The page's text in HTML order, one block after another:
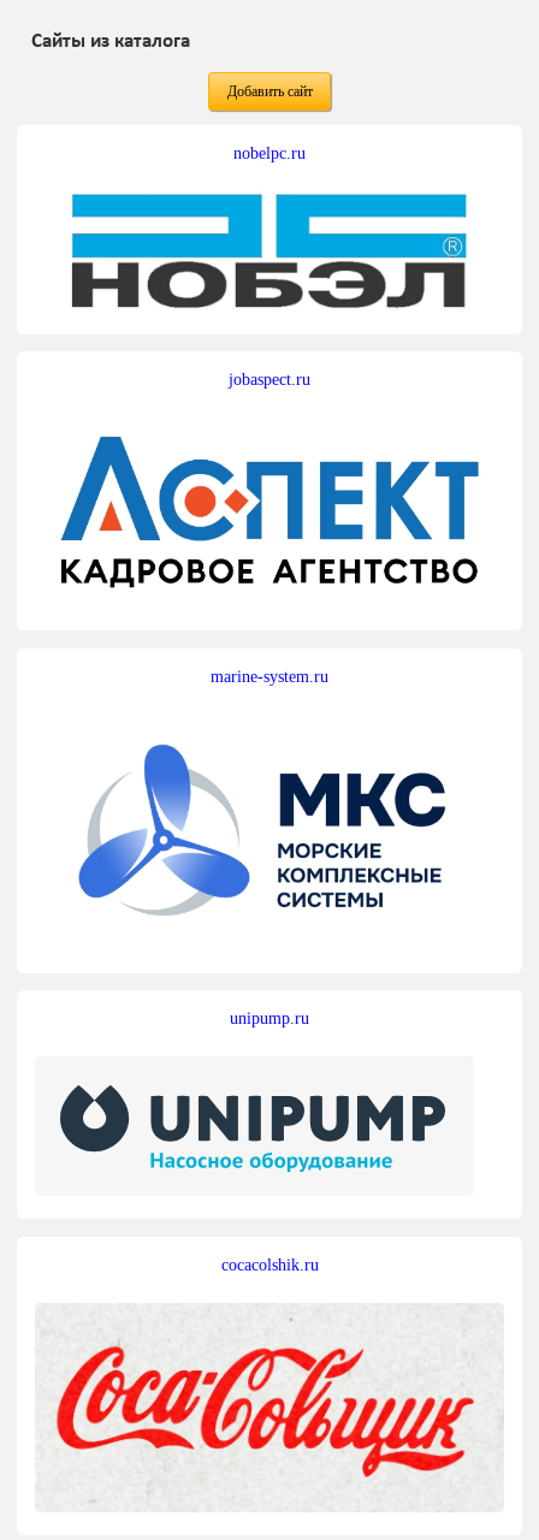
Сайты из каталога
Добавить сайт
nobelpc.ru
jobaspect.ru
marine-system.ru
unipump.ru
cocacolshik.ru